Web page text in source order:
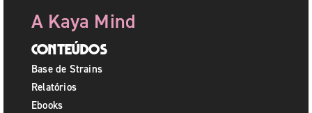
A Kaya Mind
Conteúdos
Base de Strains
Relatórios
Ebooks